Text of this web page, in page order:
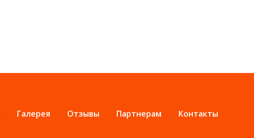
Галерея Отзывы Партнерам Контакты